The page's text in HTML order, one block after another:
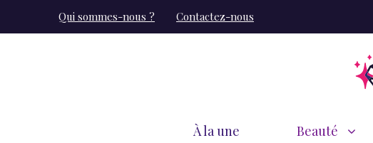
au
Qui sommes-nous ? Contactez-nous
À la une Beauté